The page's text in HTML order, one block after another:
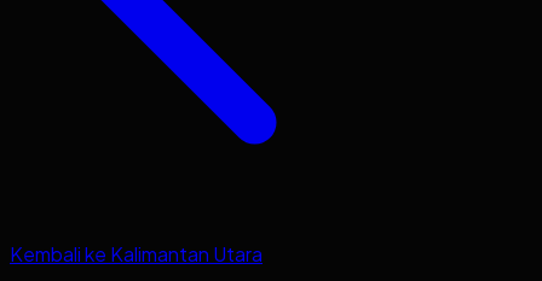
Kembali ke Kalimantan Utara